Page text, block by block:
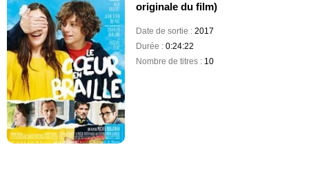
originale du film)
Date de sortie :2017
Durée :0:24:22
Nombre de titres : 10